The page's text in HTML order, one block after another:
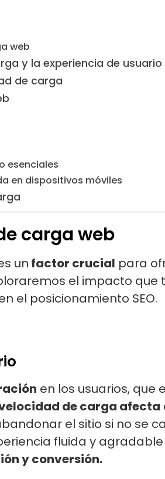
web
y la experiencia de usuario
de carga
esenciales
en dispositivos móviles
carga web
un factor crucial para
el impacto
el posicionamiento SEO.
en los usuarios, que
de carga afecta
el sitio si no se
fluida y
y conversión.